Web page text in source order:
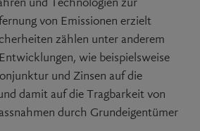
von Emissionen erzielt
zählen unter anderem
wie beispielsweise
und Zinsen auf die
damit auf die Tragbarkeit von
durch Grundeigentümer